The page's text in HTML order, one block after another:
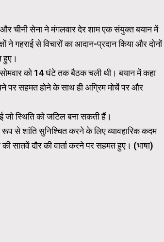
चीनी सेना ने मंगलवार देर शाम एक संयुक्त बयान में
ने गहराई से विचारों का आदान-प्रदान किया और दोनों
हुए।
सोमवार को 14 घंटे तक बैठक चली थी। बयान में कहा
सहमत होने के साथ ही अग्रिम मोर्चे पर और
जो स्थिति को जटिल बना सकती हैं।
से शांति सुनिश्चित करने के लिए व्यावहारिक कदम
सातवें दौर की वार्ता करने पर सहमत हुए। (भाषा)